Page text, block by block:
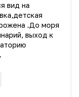
вид на
.До моря
выход к